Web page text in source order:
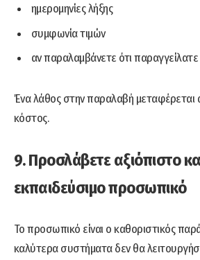
ημερομηνίες λήξης
συμφωνία τιμών
αν παραλαμβάνετε ότι παραγγείλατε
Ένα λάθος στην παραλαβή μεταφέρεται
κόστος.
9. Προσλάβετε αξιόπιστο
εκπαιδεύσιμο προσωπικό
Το προσωπικό είναι ο καθοριστικός
καλύτερα συστήματα δεν θα